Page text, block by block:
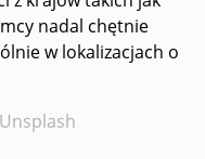
nadal chętnie
w lokalizacjach o